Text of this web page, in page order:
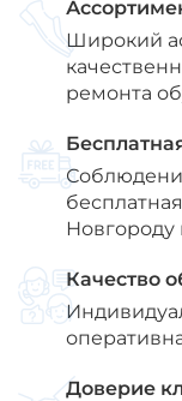
Широкий
ремонта
Новгороду
Качество
Доверие